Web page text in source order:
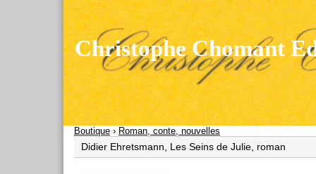
Christophe Chomant
Boutique › Roman, conte, nouvelles
Didier Ehretsmann, Les Seins de Julie, roman